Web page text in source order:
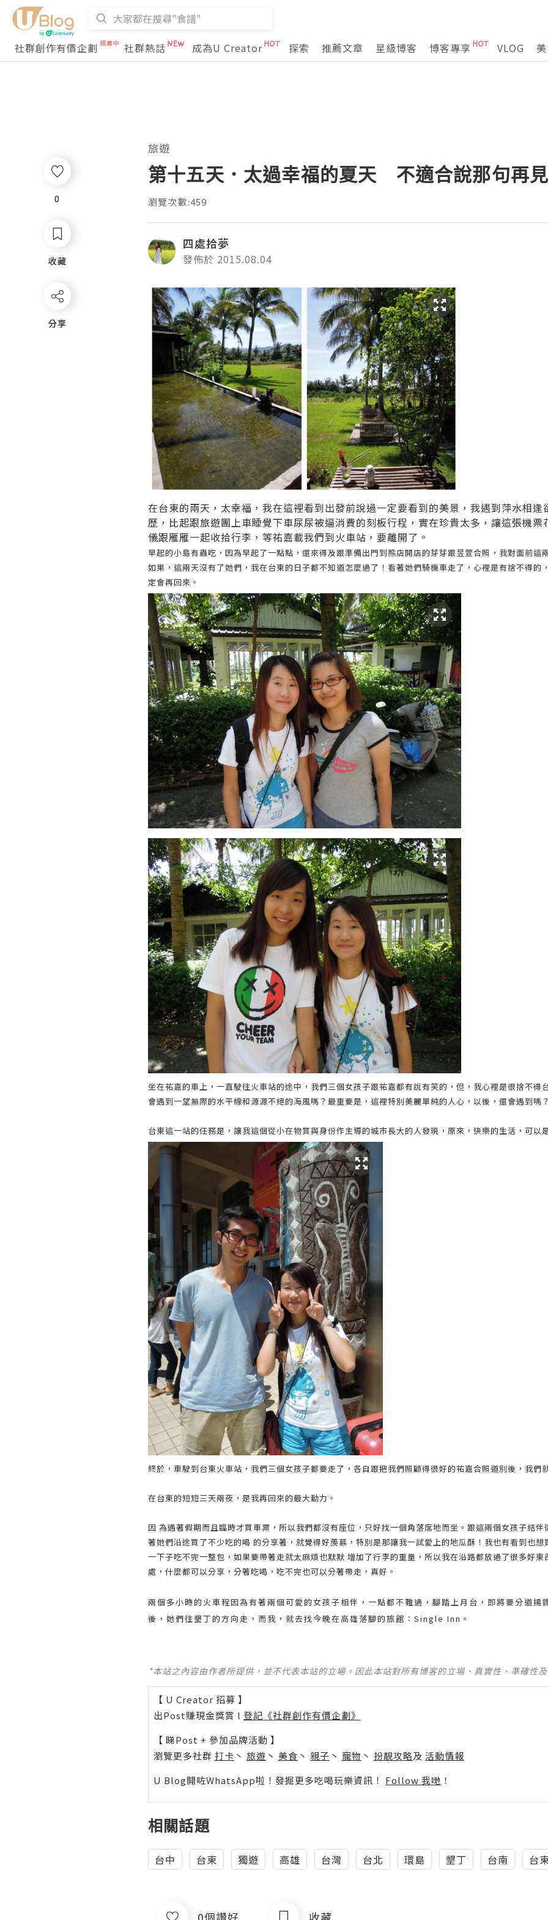
社群創作有價企劃
社群熱話 成為U Creator 探索 推薦文章 星級博客 博客專享 VLOG
0
收藏
分享
旅遊
第十五天．太過幸福的夏天 不適合說那句再見
瀏覽次數:459
四處拾夢
發佈於 2015.08.04
在台東的兩天，太幸福，我在這裡看到出發前說過一定要看到的美景，我遇到萍水相逢
歷，比起跟旅遊團上車睡覺下車尿尿被逼消費的刻板行程，實在珍貴太多，讓這張機票
儀跟雁雁一起收拾行李，等祐嘉載我們到火車站，要離開了。
早起的小島有蟲吃，因為早起了一點點，還來得及跟準備出門到熊店開店的芽芽跟昱萱合照，我對面前這
如果，這兩天沒有了她們，我在台東的日子都不知道怎麼過了！看著她們騎機車走了，心裡是有捨不得的
定會再回來。
坐在祐嘉的車上，一直駛往火車站的途中，我們三個女孩子跟祐嘉都有說有笑的，但，我心裡是很捨不得
會遇到一望無際的水平線和源源不絕的海風嗎？最重要是，這裡特別美麗單純的人心，以後，還會遇到嗎？
台東這一站的任務是，讓我這個從小在物質與身份作主導的城市長大的人發現，原來，快樂的生活，可以
終於，車駛到台東火車站，我們三個女孩子都要走了，各自跟把我們照顧得很好的祐嘉合照道別後，我們
在台東的短短三天兩夜，是我再回來的最大動力。
因 為遇著假期而且臨時才買車票，所以我們都沒有座位，只好找一個角落席地而坐。跟這兩個女孩子結
著她們沿途買了不少吃的喝 的分享著，就覺得好羨慕，特別是那讓我一試愛上的地瓜酥！我也有看到也
一下子吃不完一整包，如果要帶著走就太麻煩也默默 增加了行李的重量，所以我在沿路都放過了很多好
處，什麼都可以分享，分著吃喝，吃不完也可以分著帶走，真好。
兩個多小時的火車程因為有著兩個可愛的女孩子相伴，一點都不難過，腳踏上月台，即將要分道揚
後，她們往墾丁的方向走，而我，就去找今晚在高雄落腳的旅館︰Single Inn。
*本站之內容由作者所提供，並不代表本站的立場。因此本站對所有博客的立場、真實性、準確性
【 U Creator 招募 】
出Post賺現金獎賞 l 登記《社群創作有價企劃》
【 睇Post + 參加品牌活動 】
瀏覽更多社群 打卡 丶 旅遊 丶 美食 丶 親子 丶 寵物 丶 扮靚攻略及 活動情報
U Blog開咗WhatsApp啦！發掘更多吃喝玩樂資訊！ Follow 我哋 ！
相關話題
台中 台東 獨遊 高雄 台灣 台北 環島 墾丁 台南 台
0
收藏
分享